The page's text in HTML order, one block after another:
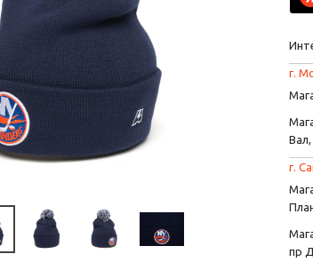
г.
Вал,
г.
пр